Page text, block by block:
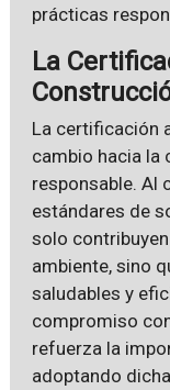
prácticas
La
La certificación
cambio hacia la
responsable. Al
estándares de
solo
ambiente, sino
saludables y
compromiso
refuerza la
adoptando